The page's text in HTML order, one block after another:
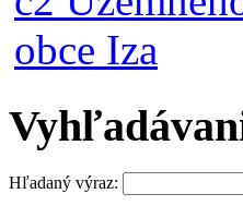
Hľadaný výraz: